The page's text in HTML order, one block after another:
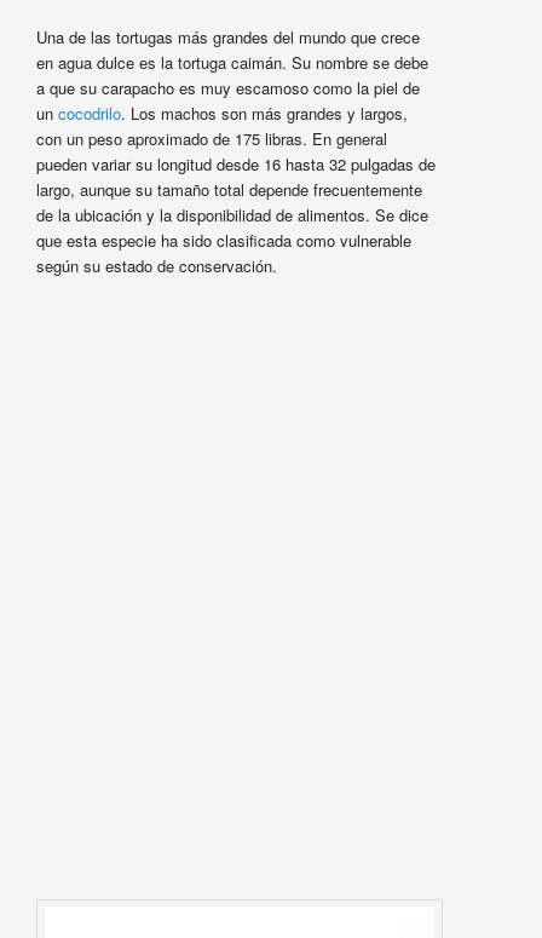
Una de las tortugas más grandes del mundo que crece
en agua dulce es la tortuga caimán. Su nombre se debe
a que su carapacho es muy escamoso como la piel de
un cocodrilo. Los machos son más grandes y largos,
con un peso aproximado de 175 libras. En general
pueden variar su longitud desde 16 hasta 32 pulgadas de
largo, aunque su tamaño total depende frecuentemente
de la ubicación y la disponibilidad de alimentos. Se dice
que esta especie ha sido clasificada como vulnerable
según su estado de conservación.